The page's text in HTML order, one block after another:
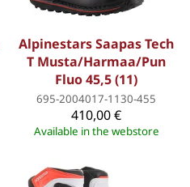
Alpinestars Saapas Tech
T Musta/Harmaa/Pun
Fluo 45,5 (11)
695-2004017-1130-455
410,00 €
Available in the webstore